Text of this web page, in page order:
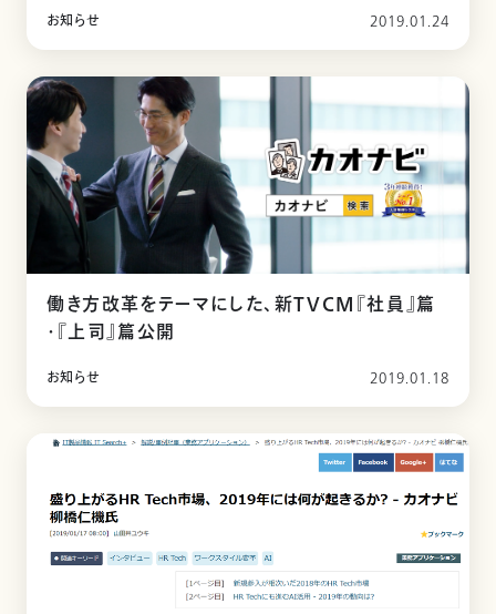
お知らせ 2019.01.24
働き方改革をテーマにした、新TVCM『社員』篇
・『上司』篇公開
お知らせ 2019.01.18